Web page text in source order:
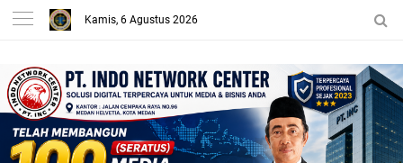
Kamis, 6 Agustus 2026